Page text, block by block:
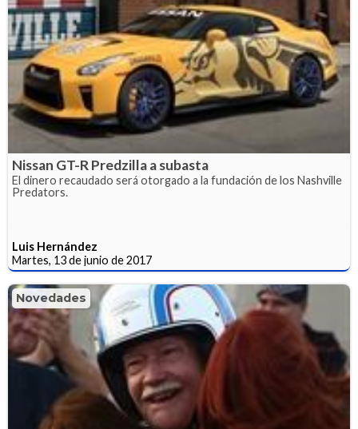
Nissan GT-R Predzilla a subasta
El dinero recaudado será otorgado a la fundación de los Nashville
Predators.
Luis Hernández
Martes, 13 de junio de 2017
Novedades